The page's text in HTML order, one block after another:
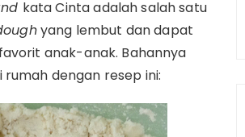
kata Cinta adalah salah satu
yang lembut dan dapat
anak-anak. Bahannya
dengan resep ini: